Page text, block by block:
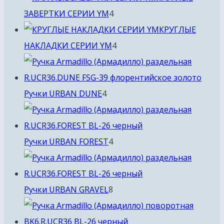
ЗАВЕРТКИ СЕРИИ YM44
товара
КРУГЛЫЕ
НАКЛАДКИ СЕРИИ YM44
товара
Ручки URBAN DUNE44
товара
Ручки URBAN FOREST44
товара
Ручки URBAN GRAVEL8
товаров